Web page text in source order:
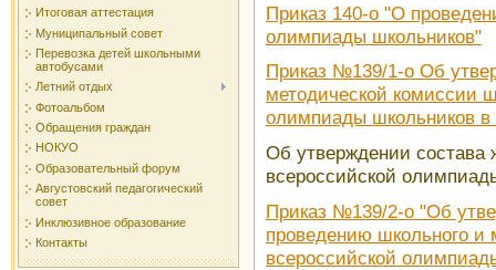
Итоговая аттестация
Муниципальный совет
Перевозка детей школьными
автобусами
Летний отдых
Фотоальбом
Обращения граждан
НОКУО
Образовательный форум
Августовский педагогический
совет
Инклюзивное образование
Контакты
Приказ 140-о "О
олимпиады школьников"
Приказ №139/1-о Об
методической комиссии
олимпиады школьников в
Об утверждении состава
всероссийской
Приказ №139/2-о "Об
проведению школьного и
всероссийской